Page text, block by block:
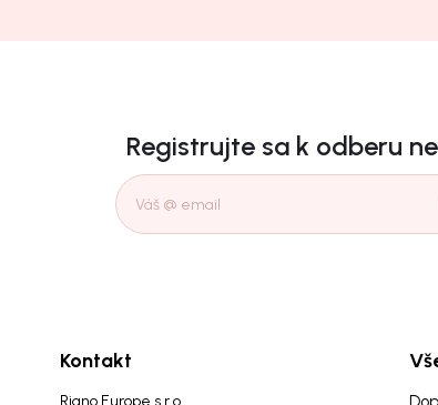
Registrujte sa k odberu
Kontakt